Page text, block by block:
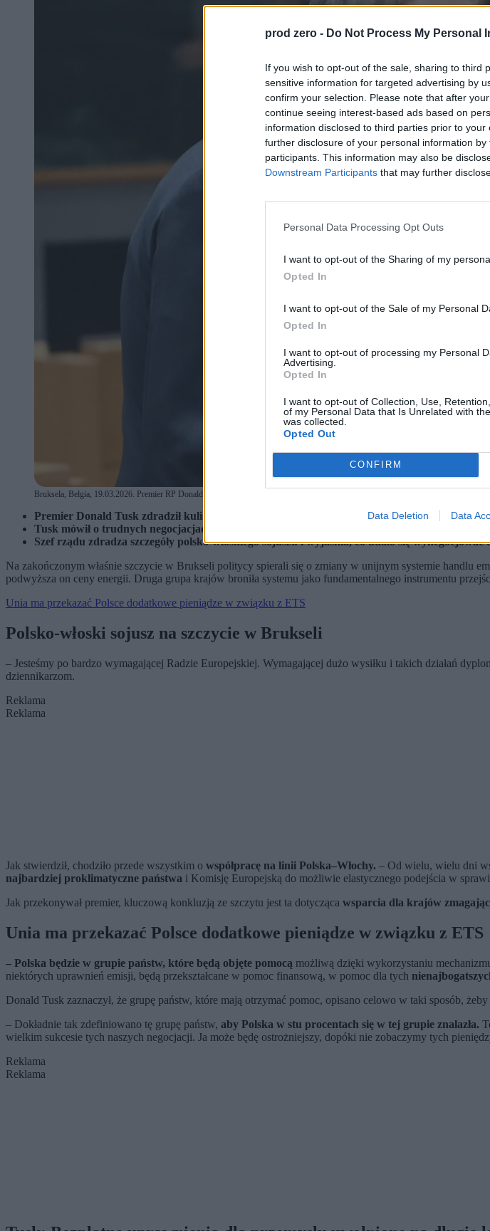
prod zero - Do Not Process My Personal
If you wish to opt-out of the sale, sharing to third
sensitive information for targeted advertising by
confirm your selection. Please note that after
continue seeing interest-based ads based on
information disclosed to third parties prior to
further disclosure of your personal information
participants. This information may also be
Downstream Participants that may further
Personal Data Processing Opt Outs
I want to opt-out of the Sharing of my
Opted In
I want to opt-out of the Sale of my Personal
Opted In
I want to opt-out of processing my Personal
Advertising.
Opted In
I want to opt-out of Collection, Use,
of my Personal Data that Is Unrelated with
was collected.
Opted Out
CONFIRM
Data Deletion Data
Bruksela, Belgia, 19.03.2026. Premier RP Donald Tusk i przewodnicząca Komisji Europejskiej Ursula Von der Leyen przed
Premier Donald Tusk zdradził kulisy unijnego szczytu w Brukseli.
Tusk mówił o trudnych negocjacjach w sprawie systemu handlu emisjami ETS. Mówił o
Szef rządu zdradza szczegóły polsko-włoskiego sojuszu i wyjaśnia, co udało się wynegocjować
Na zakończonym właśnie szczycie w Brukseli politycy spierali się o zmiany w unijnym systemie handlu
podwyższa on ceny energii. Druga grupa krajów broniła systemu jako fundamentalnego instrumentu
Unia ma przekazać Polsce dodatkowe pieniądze w związku z ETS
Polsko-włoski sojusz na szczycie w Brukseli
– Jesteśmy po bardzo wymagającej Radzie Europejskiej. Wymagającej dużo wysiłku i takich działań
dziennikarzom.
Reklama
Reklama
Jak stwierdził, chodziło przede wszystkim o współpracę na linii Polska–Włochy. – Od wielu, wielu dni
najbardziej proklimatyczne państwa i Komisję Europejską do możliwie elastycznego podejścia w
Jak przekonywał premier, kluczową konkluzją ze szczytu jest ta dotycząca wsparcia dla krajów
Unia ma przekazać Polsce dodatkowe pieniądze w związku z ETS
– Polska będzie w grupie państw, które będą objęte pomocą możliwą dzięki wykorzystaniu
niektórych uprawnień emisji, będą przekształcane w pomoc finansową, w pomoc dla tych
Donald Tusk zaznaczył, że grupę państw, które mają otrzymać pomoc, opisano celowo w taki sposób,
– Dokładnie tak zdefiniowano tę grupę państw, aby Polska w stu procentach się w tej grupie znalazła.
wielkim sukcesie tych naszych negocjacji. Ja może będę ostrożniejszy, dopóki nie zobaczymy tych
Reklama
Reklama